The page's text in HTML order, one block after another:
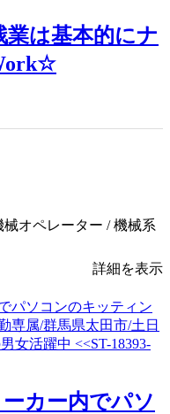
業は基本的にナ
オペレーター / 機械系
詳細を表示
カー内でパソ